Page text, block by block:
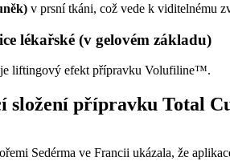
v prsní tkáni, což vede k viditelnému
lékařské (v gelovém základu)
liftingový efekt přípravku Volufiline™.
složení přípravku Total
Sedérma ve Francii ukázala, že